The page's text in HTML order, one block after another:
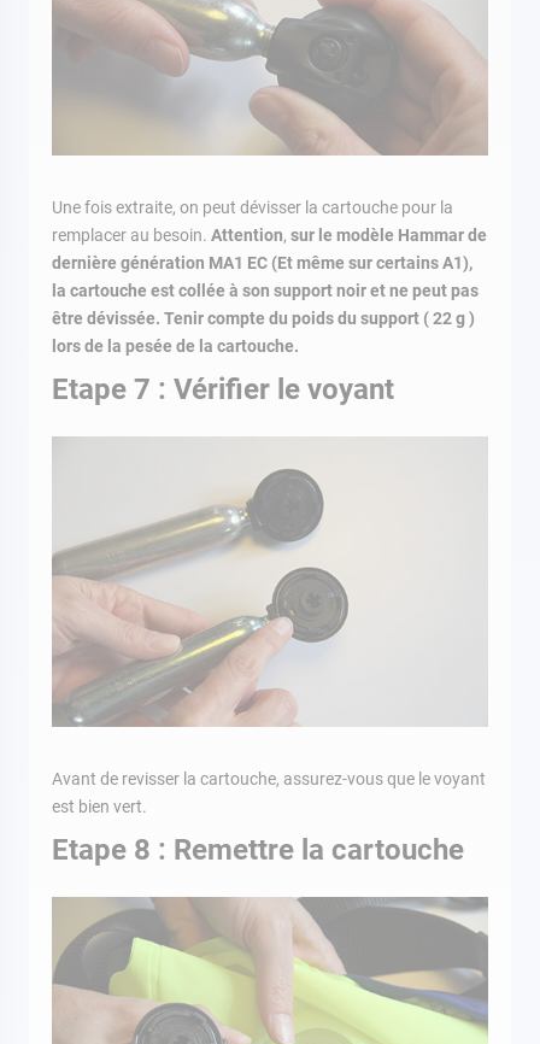
Une fois extraite, on peut dévisser la cartouche pour la
remplacer au besoin. Attention, sur le modèle Hammar de
dernière génération MA1 EC (Et même sur certains A1),
la cartouche est collée à son support noir et ne peut pas
être dévissée. Tenir compte du poids du support ( 22 g )
lors de la pesée de la cartouche.
Etape 7 : Vérifier le voyant
Avant de revisser la cartouche, assurez-vous que le voyant
est bien vert.
Etape 8 : Remettre la cartouche